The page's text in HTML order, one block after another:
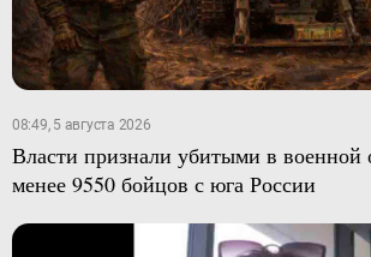
08:49, 5 августа 2026
Власти признали убитыми в военной
менее 9550 бойцов с юга России